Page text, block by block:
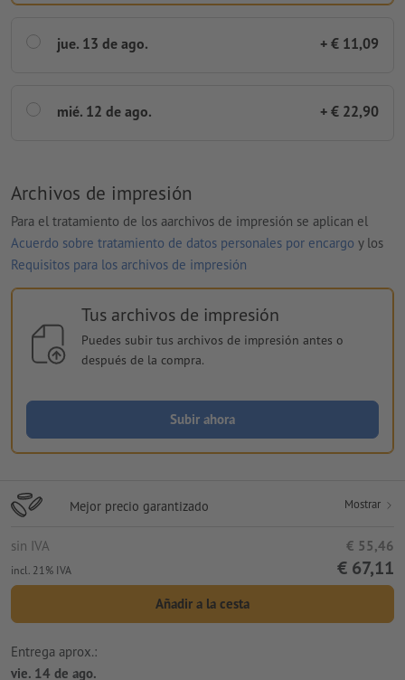
jue. 13 de ago. + € 11,09
mié. 12 de ago. + € 22,90
Archivos de impresión
Para el tratamiento de los aarchivos de impresión se aplican el
Acuerdo sobre tratamiento de datos personales por encargo y los
Requisitos para los archivos de impresión
Tus archivos de impresión
Puedes subir tus archivos de impresión antes o
después de la compra.
Subir ahora
Mejor precio garantizado Mostrar
sin IVA € 55,46
incl. 21% IVA € 67,11
Añadir a la cesta
Entrega aprox.:
vie. 14 de ago.